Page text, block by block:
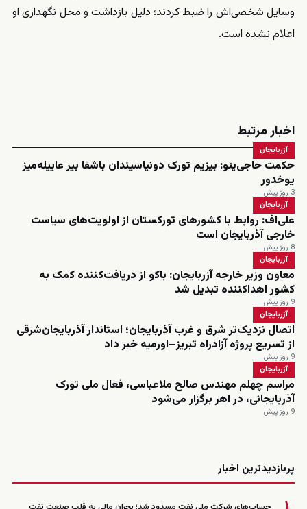
وسایل شخصی‌اش را ضبط کردند؛ دلیل بازداشت و محل نگهداری او
اعلام نشده است.
اخبار مرتبط
آزربایجان
حکمت حاجی‌یئو: بیزیم تورک دونیاسیندان باشقا بیر عاییله‌میز
یوخدور
3 روز پیش
آزربایجان
علی‌اف: روابط با کشورهای تورکستان از اولویت‌های سیاست
خارجی آذربایجان است
8 روز پیش
آزربایجان
معاون وزیر خارجه آزربایجان: باکو از دریافت‌کننده کمک به
کشور اهداکننده تبدیل شد
9 روز پیش
آزربایجان
اتصال نزدیک‌تر شرق و غرب آذربایجان؛ استاندار آذربایجان‌شرقی
از تسریع پروژه آزادراه تبریز–اورمیه خبر داد
9 روز پیش
آزربایجان
مراسم چهلم مهندس صالح ملاعباسی، فعال ملی تورک
آذربایجانی، در اهر برگزار می‌شود
9 روز پیش
پربازدیدترین اخبار